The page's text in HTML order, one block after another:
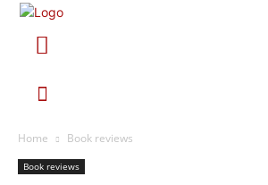
Home Book reviews
Book reviews